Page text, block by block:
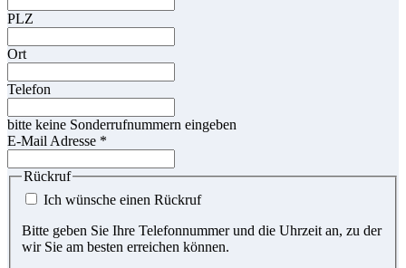
PLZ
Ort
Telefon
bitte keine Sonderrufnummern eingeben
E-Mail Adresse *
Rückruf
Ich wünsche einen Rückruf
Bitte geben Sie Ihre Telefonnummer und die Uhrzeit an, zu der
wir Sie am besten erreichen können.